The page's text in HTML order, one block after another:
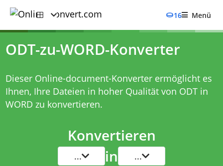
16 Menü
ODT-zu-WORD-Konverter
Dieser Online-document-Konverter ermöglicht es
Ihnen, Ihre Dateien in hoher Qualität von ODT in
WORD zu konvertieren.
Konvertieren
... in ...